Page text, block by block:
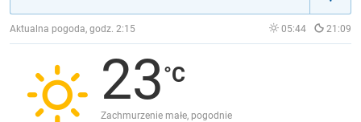
JAKOŚĆ POWIETRZA
Aktualna pogoda, godz. 2:15 05:44 21:09
23
Zachmurzenie małe, pogodnie